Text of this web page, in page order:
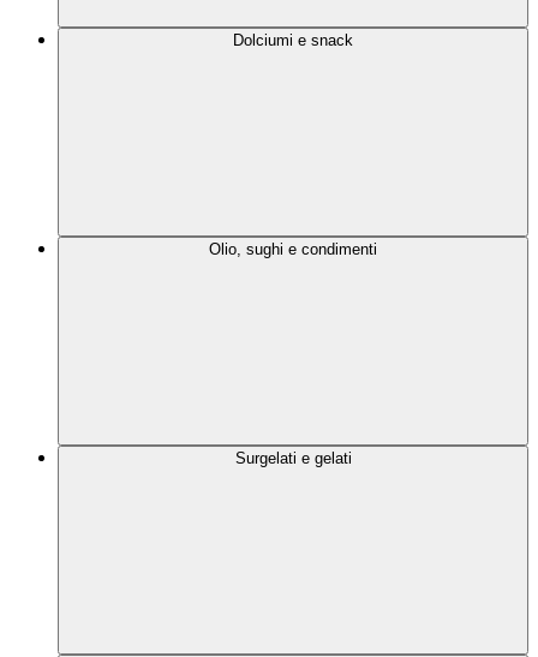
Dolciumi e snack
Olio, sughi e condimenti
Surgelati e gelati